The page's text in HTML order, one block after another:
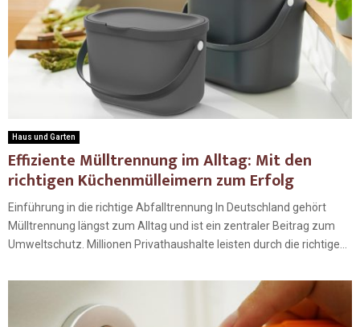
Haus und Garten
Effiziente Mülltrennung im Alltag: Mit den
richtigen Küchenmülleimern zum Erfolg
Einführung in die richtige Abfalltrennung In Deutschland gehört
Mülltrennung längst zum Alltag und ist ein zentraler Beitrag zum
Umweltschutz. Millionen Privathaushalte leisten durch die richtige...